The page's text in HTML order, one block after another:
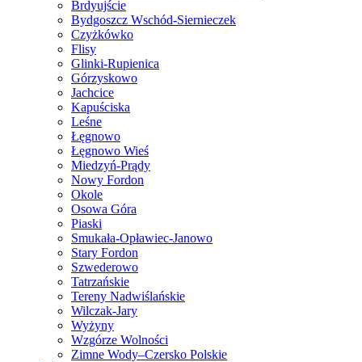
Brdyujście
Bydgoszcz Wschód-Siernieczek
Czyżkówko
Flisy
Glinki-Rupienica
Górzyskowo
Jachcice
Kapuściska
Leśne
Łęgnowo
Łęgnowo Wieś
Miedzyń-Prądy
Nowy Fordon
Okole
Osowa Góra
Piaski
Smukała-Opławiec-Janowo
Stary Fordon
Szwederowo
Tatrzańskie
Tereny Nadwiślańskie
Wilczak-Jary
Wyżyny
Wzgórze Wolności
Zimne Wody–Czersko Polskie